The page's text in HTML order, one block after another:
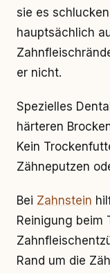
sie es
hauptsächlich
er nicht.
Spezielles
härteren
Kein
Zähneputzen
Bei Zahnstein
Reinigung beim
Rand um die